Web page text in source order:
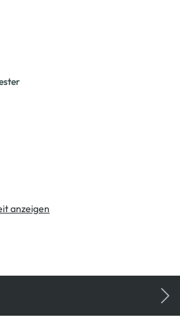
anzeigen